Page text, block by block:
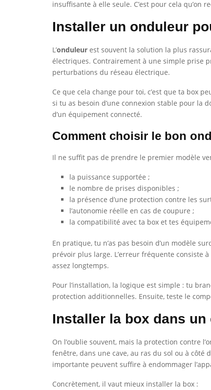
insuffisante à elle seule. C’est pour cela
Installer un onduleur
L’onduleur est souvent la solution la plus
électriques. Contrairement à une simple prise
perturbations du réseau électrique.
Ce que cela change pour toi, c’est que ta box
si tu as besoin d’une connexion stable pour la
d’un équipement connecté.
Comment choisir le bon
Il ne suffit pas de prendre le premier modèle
la puissance supportée ;
le nombre de prises disponibles ;
la présence d’une protection contre les
l’autonomie réelle en cas de coupure ;
la compatibilité avec ta box et tes
En pratique, tu n’as pas besoin d’un modèle
prévoir plus large. L’erreur fréquente consiste
assez longtemps.
Pour l’installation, la logique est simple : tu
protection additionnelles. Ensuite, teste le
Installer la box dans
On l’oublie souvent, mais la protection contre
fenêtre, dans une cave, au ras du sol ou à côté
importante peuvent suffire à endommager
Concrètement, il vaut mieux installer la box :